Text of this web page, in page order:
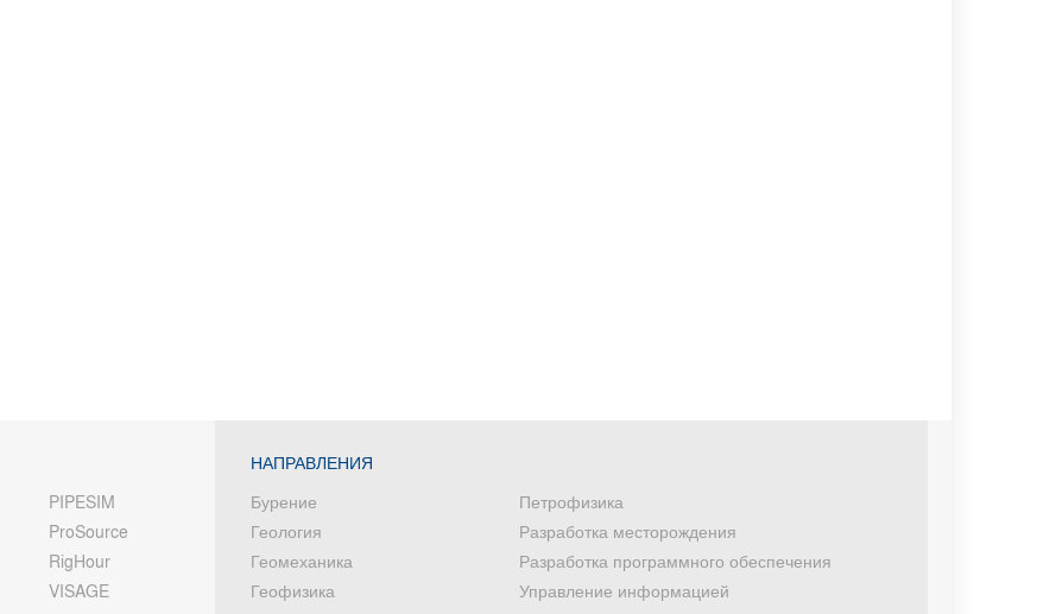
PIPESIM
ProSource
RigHour
VISAGE
НАПРАВЛЕНИЯ
Бурение
Геология
Геомеханика
Геофизика
Петрофизика
Разработка месторождения
Разработка программного обеспечения
Управление информацией